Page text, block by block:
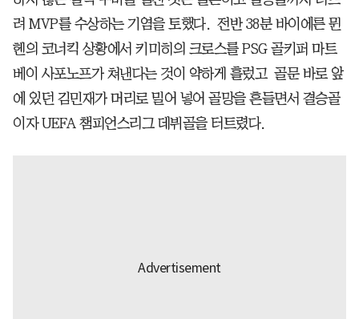
려 MVP를 수상하는 기염을 토했다. 전반 38분 바이에른 뮌
헨의 코너킥 상황에서 키미히의 크로스를 PSG 골키퍼 마트
베이 사포노프가 쳐낸다는 것이 약하게 흘렀고 골문 바로 앞
에 있던 김민재가 머리로 밀어 넣어 골망을 흔들면서 결승골
이자 UEFA 챔피언스리그 데뷔골을 터트렸다.